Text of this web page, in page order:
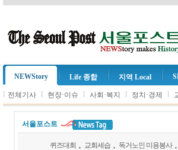
NEWStory Life 종합 지역 Local
l 전체기사 l 현장·이슈 l 사회·복지 l 정치·경제 l
서울포스트
퀴즈대회 교회세습 독거노인 미용봉사